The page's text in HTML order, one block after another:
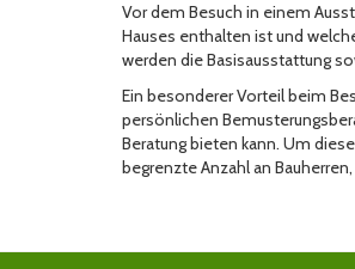
Vor dem Besuch in einem
Hauses enthalten ist und
werden die Basisausstattung
Ein besonderer Vorteil beim
persönlichen
Beratung bieten kann. Um
begrenzte Anzahl an